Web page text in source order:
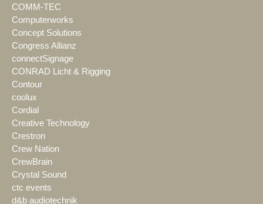
COMM-TEC
Computerworks
Concept Solutions
Congress Allianz
connectSignage
CONRAD Licht & Rigging
Contour
coolux
Cordial
Creative Technology
Crestron
Crew Nation
CrewBrain
Crystal Sound
ctc events
d&b audiotechnik